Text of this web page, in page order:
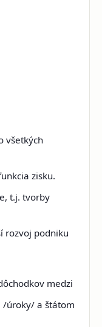
všetkých
zisku.
t.j. tvorby
rozvoj podniku
medzi
úroky/ a štátom